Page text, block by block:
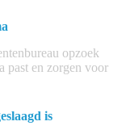
opzoek
past en zorgen voor
is